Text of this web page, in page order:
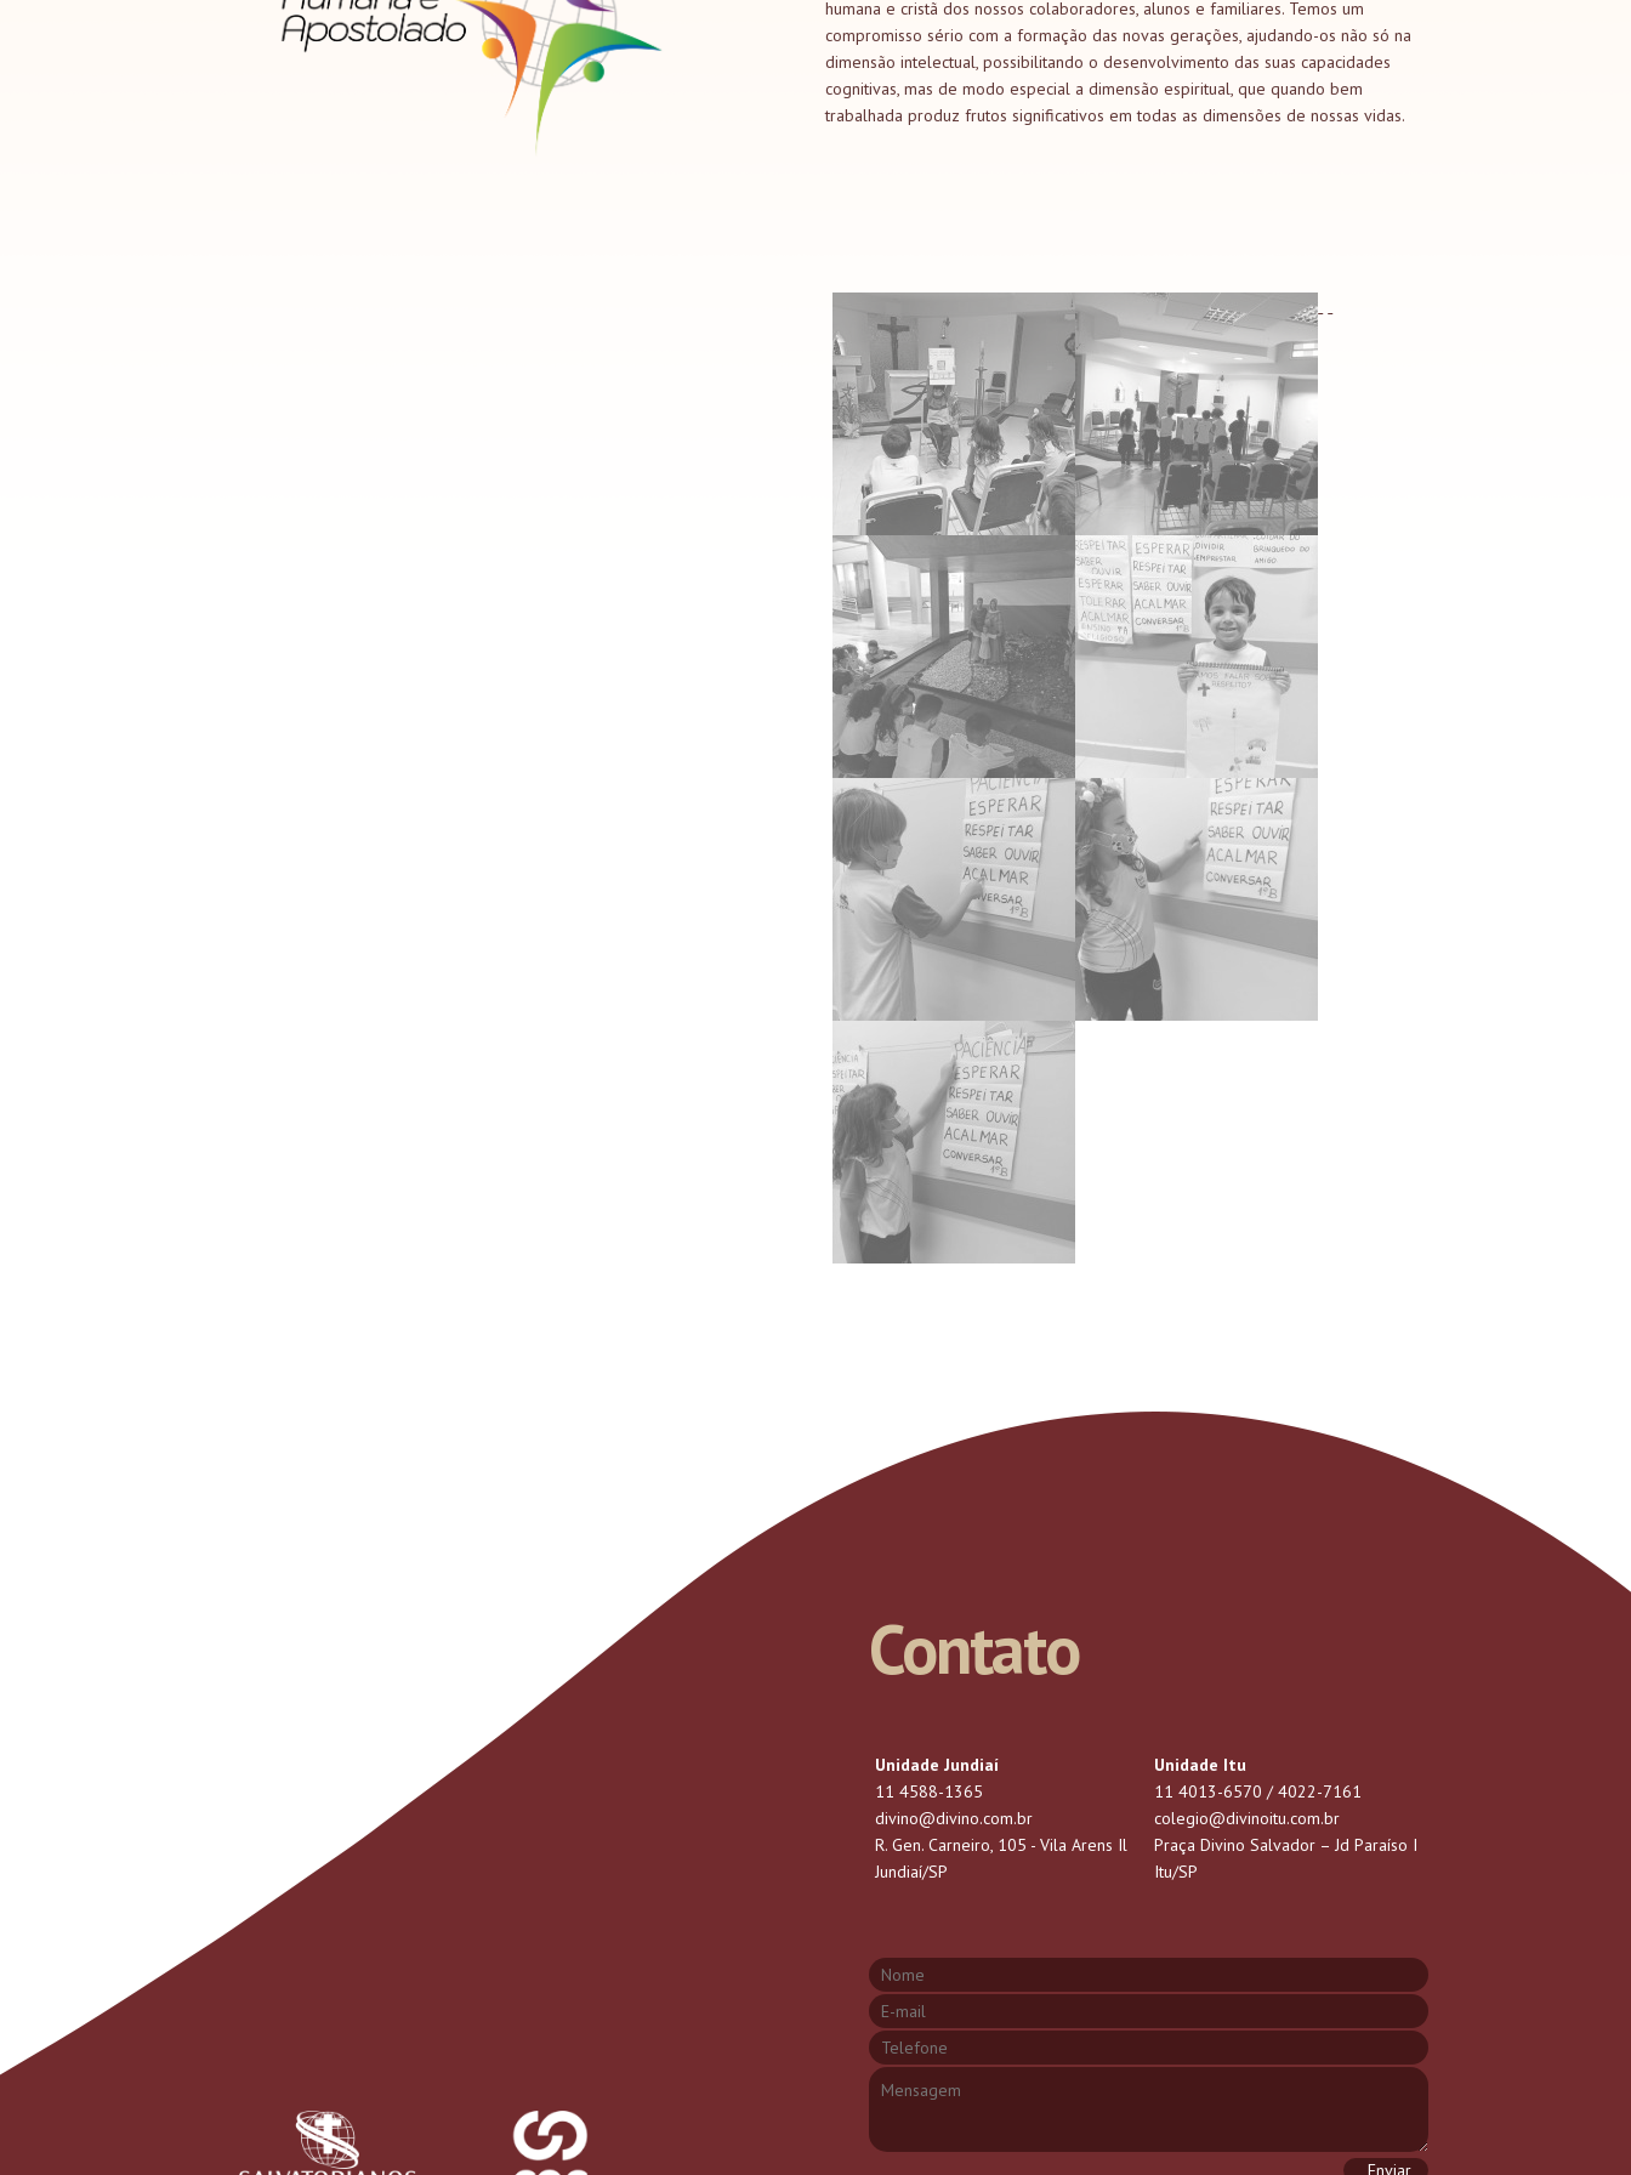
humana e cristã dos nossos colaboradores, alunos e familiares. Temos um
compromisso sério com a formação das novas gerações, ajudando-os não só na
dimensão intelectual, possibilitando o desenvolvimento das suas capacidades
cognitivas, mas de modo especial a dimensão espiritual, que quando bem
trabalhada produz frutos significativos em todas as dimensões de nossas vidas.
Contato
Unidade Jundiaí
11 4588-1365
divino@divino.com.br
R. Gen. Carneiro, 105 - Vila Arens Il
Jundiaí/SP
Unidade Itu
11 4013-6570 / 4022-7161
colegio@divinoitu.com.br
Praça Divino Salvador – Jd Paraíso I
Itu/SP